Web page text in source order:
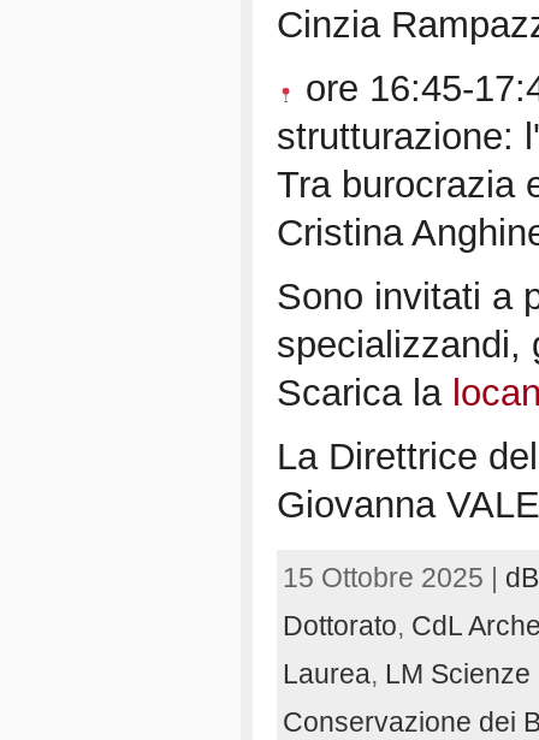
Cinzia
ore 16:45-
strutturazione:
Tra burocrazia
Cristina
Sono invitati a
specializzandi,
Scarica la
La Direttrice
Giovanna
15 Ottobre 2025 |
Dottorato, CdL
Laurea, LM
Conservazione dei